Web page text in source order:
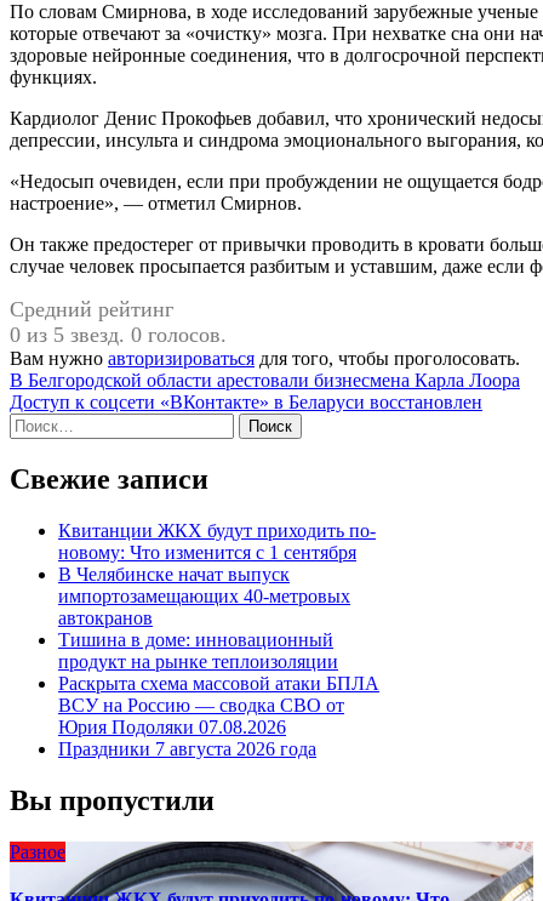
По словам Смирнова, в ходе исследований зарубежные
которые отвечают за «очистку» мозга. При нехватке сна они
здоровые нейронные соединения, что в долгосрочной
функциях.
Кардиолог Денис Прокофьев добавил, что хронический
депрессии, инсульта и синдрома эмоционального выгорания,
«Недосып очевиден, если при пробуждении не ощущается
настроение», — отметил Смирнов.
Он также предостерег от привычки проводить в кровати
случае человек просыпается разбитым и уставшим, даже если
Средний рейтинг
0 из 5 звезд. 0 голосов.
Вам нужно авторизироваться для того, чтобы проголосовать.
Навигация
по
записям
В Белгородской области арестовали бизнесмена Карла Лоора
Доступ к соцсети «ВКонтакте» в Беларуси восстановлен
Найти:
Свежие записи
Квитанции ЖКХ будут приходить по-
новому: Что изменится с 1 сентября
В Челябинске начат выпуск
импортозамещающих 40-метровых
автокранов
Тишина в доме: инновационный
продукт на рынке теплоизоляции
Раскрыта схема массовой атаки БПЛА
ВСУ на Россию — сводка СВО от
Юрия Подоляки 07.08.2026
Праздники 7 августа 2026 года
Вы пропустили
Разное